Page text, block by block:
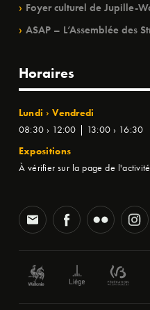
Foyer culturel de Jupille-
ASAP – L’Assemblée des
Horaires
Lundi › Vendredi
08:30 › 12:00 | 13:00 › 16:30
Expositions
À vérifier sur la page de l'activité